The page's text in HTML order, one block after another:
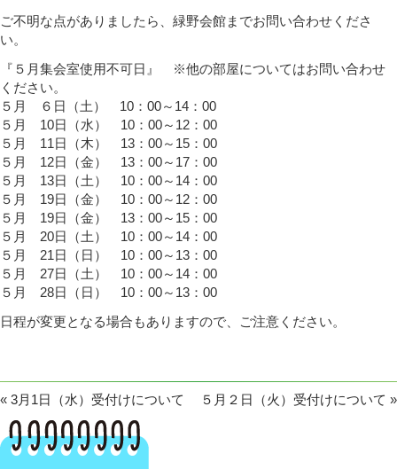
ご不明な点がありましたら、緑野会館までお問い合わせくださ
い。
『５月集会室使用不可日』 ※他の部屋についてはお問い合わせ
ください。
５月 ６日（土） 10：00～14：00
５月 10日（水） 10：00～12：00
５月 11日（木） 13：00～15：00
５月 12日（金） 13：00～17：00
５月 13日（土） 10：00～14：00
５月 19日（金） 10：00～12：00
５月 19日（金） 13：00～15：00
５月 20日（土） 10：00～14：00
５月 21日（日） 10：00～13：00
５月 27日（土） 10：00～14：00
５月 28日（日） 10：00～13：00
日程が変更となる場合もありますので、ご注意ください。
« 3月1日（水）受付けについて ５月２日（火）受付けについて »